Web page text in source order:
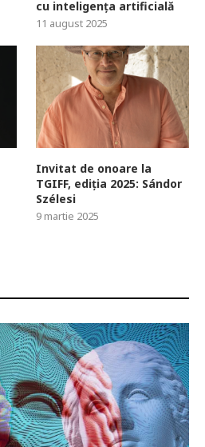
cu inteligența artificială
11 august 2025
Invitat de onoare la
TGIFF, ediția 2025: Sándor
Szélesi
9 martie 2025